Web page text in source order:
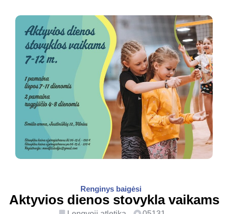
Renginys baigėsi
Aktyvios dienos stovykla vaikams